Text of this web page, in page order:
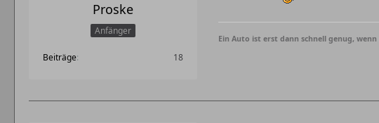
Proske
Anfänger
Beiträge 18
Ein Auto ist erst dann schnell genug,